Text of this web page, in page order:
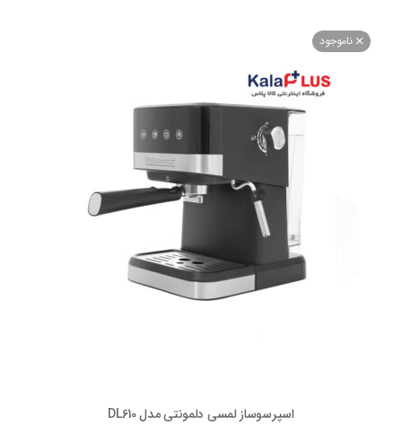
اسپرسوساز لمسی دلمونتی مدل DL610